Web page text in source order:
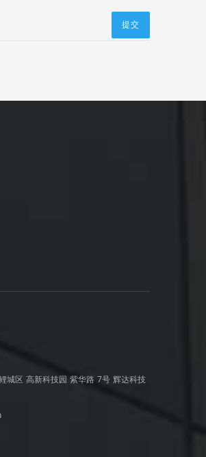
城区 高新科技园 紫华路 7号 辉达科技